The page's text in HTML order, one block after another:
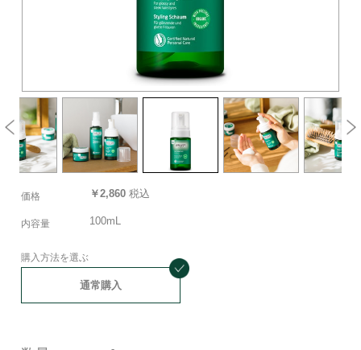
価格 ￥2,860税込
内容量 100mL
購入方法を選ぶ
通常購入